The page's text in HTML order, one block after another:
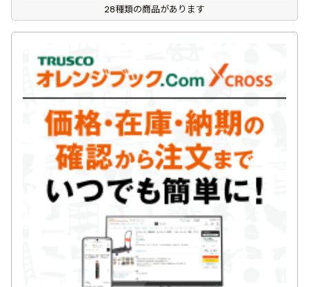
28種類の商品があります